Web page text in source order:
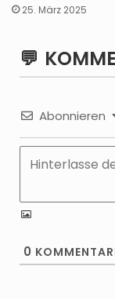
25. März 2025
Abonnieren
0